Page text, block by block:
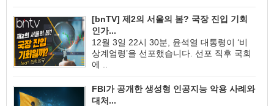
[bnTV] 제2의 서울의 봄? 국장 진입 기회
인가...
12월 3일 22시 30분, 윤석열 대통령이 ‘비
상계엄령’을 선포했습니다. 선포 직후 국회
에 ..
FBI가 공개한 생성형 인공지능 악용 사례와
대처...